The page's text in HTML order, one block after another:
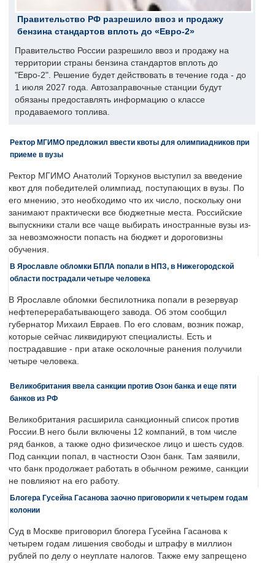
Правительство РФ разрешило ввоз и продажу
бензина стандартов вплоть до «Евро-2»
Правительство России разрешило ввоз и продажу на
территории страны бензина стандартов вплоть до
"Евро-2". Решение будет действовать в течение года - до
1 июля 2027 года. Автозаправочные станции будут
обязаны предоставлять информацию о классе
продаваемого топлива.
Ректор МГИМО предложил ввести квоты для олимпиадников при
приеме в вузы
Ректор МГИМО Анатолий Торкунов выступил за введение
квот для победителей олимпиад, поступающих в вузы. По
его мнению, это необходимо что их число, поскольку они
занимают практически все бюджетные места. Российские
выпускники стали все чаще выбирать иностранные вузы из-
за невозможности попасть на бюджет и дороговизны
обучения.
В Ярославле обломки БПЛА попали в НПЗ, в Нижегородской
области пострадали четыре человека
В Ярославле обломки беспилотника попали в резервуар
нефтеперерабатывающего завода. Об этом сообщил
губернатор Михаил Евраев. По его словам, возник пожар,
которые сейчас ликвидируют специалисты. Есть и
пострадавшие - при атаке осколочные ранения получили
четыре человека.
Великобритания ввела санкции против Озон банка и еще пяти
банков из РФ
Великобритания расширила санкционный список против
России.В него были включены 12 компаний, в том числе
ряд банков, а также одно физическое лицо и шесть судов.
Под санкции попал, в частности Озон банк. Там заявили,
что банк продолжает работать в обычном режиме, санкции
не повлияют на его работу.
Блогера Гусейна Гасанова заочно приговорили к четырем годам
колонии
Суд в Москве приговорил блогера Гусейна Гасанова к
четырем годам лишения свободы и штрафу в миллион
рублей по делу о неуплате налогов. Также ему запрещено